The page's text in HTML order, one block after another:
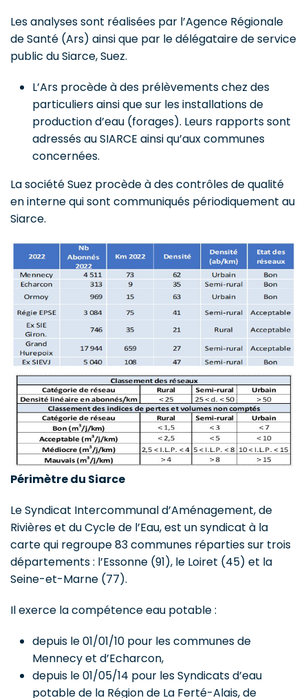
Les analyses sont réalisées par l’Agence Régionale
de Santé (Ars) ainsi que par le délégataire de service
public du Siarce, Suez.
L’Ars procède à des prélèvements chez des
particuliers ainsi que sur les installations de
production d’eau (forages). Leurs rapports sont
adressés au SIARCE ainsi qu’aux communes
concernées.
La société Suez procède à des contrôles de qualité
en interne qui sont communiqués périodiquement au
Siarce.
Périmètre du Siarce
Le Syndicat Intercommunal d’Aménagement, de
Rivières et du Cycle de l’Eau, est un syndicat à la
carte qui regroupe 83 communes réparties sur trois
départements : l’Essonne (91), le Loiret (45) et la
Seine-et-Marne (77).
Il exerce la compétence eau potable :
depuis le 01/01/10 pour les communes de
Mennecy et d’Echarcon,
depuis le 01/05/14 pour les Syndicats d’eau
potable de la Région de La Ferté-Alais, de